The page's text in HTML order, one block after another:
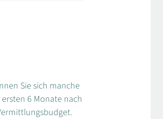
Sie sich manche
6 Monate nach